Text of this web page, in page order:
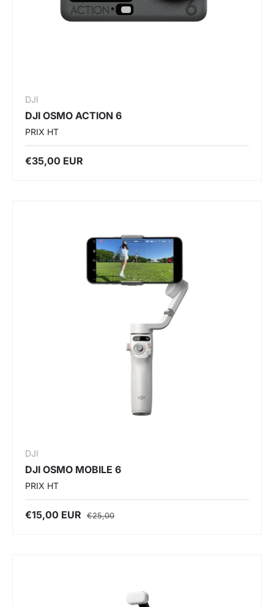
DJI
DJI OSMO ACTION 6
PRIX HT
€35,00 EUR
DJI
DJI OSMO MOBILE 6
PRIX HT
€15,00 EUR €25,00